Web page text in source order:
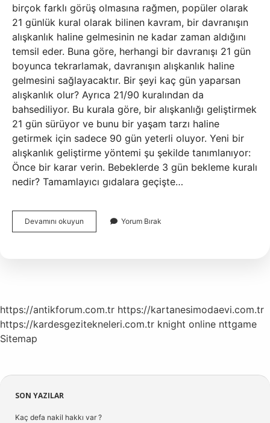
birçok farklı görüş olmasına rağmen, popüler olarak
21 günlük kural olarak bilinen kavram, bir davranışın
alışkanlık haline gelmesinin ne kadar zaman aldığını
temsil eder. Buna göre, herhangi bir davranışı 21 gün
boyunca tekrarlamak, davranışın alışkanlık haline
gelmesini sağlayacaktır. Bir şeyi kaç gün yaparsan
alışkanlık olur? Ayrıca 21/90 kuralından da
bahsediliyor. Bu kurala göre, bir alışkanlığı geliştirmek
21 gün sürüyor ve bunu bir yaşam tarzı haline
getirmek için sadece 90 gün yeterli oluyor. Yeni bir
alışkanlık geliştirme yöntemi şu şekilde tanımlanıyor:
Önce bir karar verin. Bebeklerde 3 gün bekleme kuralı
nedir? Tamamlayıcı gıdalara geçişte…
Devamını okuyun
Gün
Yorum Bırak
https://antikforum.com.tr https://kartanesimodaevi.com.tr
https://kardesgezitekneleri.com.tr knight online nttgame
Sitemap
Sidebar
SON YAZILAR
Kaç defa nakil hakkı var ?